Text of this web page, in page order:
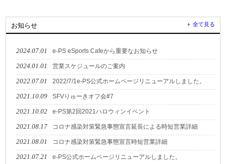
お知らせ 全て見る
2024.07.01 e-PS eSports Cafeから重要なお知らせ
2024.01.01 営業スケジュールのご案内
2022.07.01 2022/7/1e-PS公式ホームページリニューアルしました。
2021.10.09 SFVりゅーきオフ会#7
2021.10.02 e-PS第2回2021ハロウィンイベント
2021.08.17 コロナ感染対策緊急事態宣言延長による時短営業詳細
2021.08.01 コロナ感染対策緊急事態宣言時短営業詳細
2021.07.21 e-PS公式ホームページリニューアルしました。